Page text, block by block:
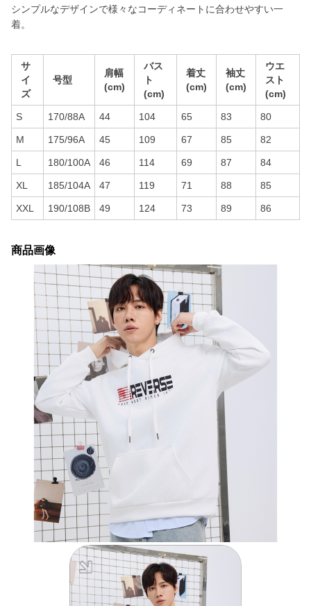
シンプルなデザインで様々なコーディネートに合わせやすい一
着。
サ
イ
ズ
号型
肩幅
(cm)
バス
ト
(cm)
着丈
(cm)
袖丈
(cm)
ウエ
スト
(cm)
S 170/88A 44 104 65 83 80
M 175/96A 45 109 67 85 82
L 180/100A 46 114 69 87 84
XL 185/104A 47 119 71 88 85
XXL 190/108B 49 124 73 89 86
商品画像